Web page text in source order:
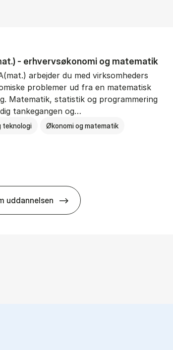
- erhvervs­økonomi og ma­te­ma­tik
arbejder du med virksomheders
problemer ud fra en matematisk
Matematik, statistik og programmering
tankegangen og…
teknologi Økonomi og matematik
uddannelsen
HA(mat.) - erhvervs­økonomi og